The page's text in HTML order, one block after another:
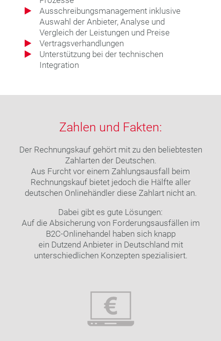
Ausschreibungsmanagement inklusive
Auswahl der Anbieter, Analyse und
Vergleich der Leistungen und Preise
Vertragsverhandlungen
Unterstützung bei der technischen
Integration
Zahlen und Fakten:
Der Rechnungskauf gehört mit zu den beliebtesten
Zahlarten der Deutschen.
Aus Furcht vor einem Zahlungsausfall beim
Rechnungskauf bietet jedoch die Hälfte aller
deutschen Onlinehändler diese Zahlart nicht an.
Dabei gibt es gute Lösungen:
Auf die Absicherung von Forderungsausfällen im
B2C-Onlinehandel haben sich knapp
ein Dutzend Anbieter in Deutschland mit
unterschiedlichen Konzepten spezialisiert.